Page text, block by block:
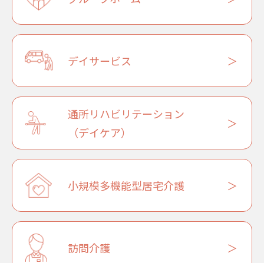
デイサービス
通所リハビリテーション
（デイケア）
小規模多機能型居宅介護
訪問介護